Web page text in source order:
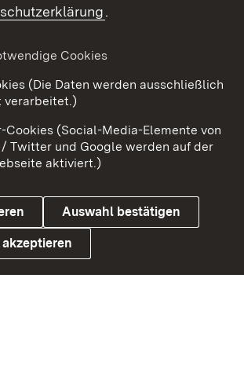
Kontakt
Datenschutz
.
Cookies
(Die Daten werden ausschließlich
verarbeitet.)
(Social-Media-Elemente von
/ Twitter und Google werden auf der
aktiviert.)
Auswahl bestätigen